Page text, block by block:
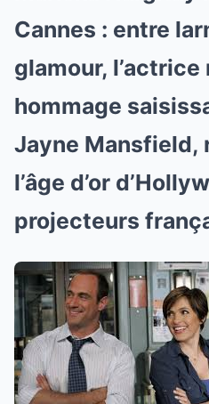
Cannes : entre
glamour, l’actrice
hommage
Jayne Mansfield,
l’âge d’or
projecteurs